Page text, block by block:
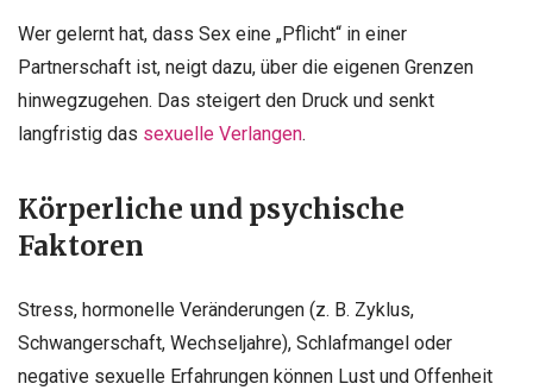
Wer gelernt hat, dass Sex eine „Pflicht“ in einer
Partnerschaft ist, neigt dazu, über die eigenen Grenzen
hinwegzugehen. Das steigert den Druck und senkt
langfristig das sexuelle Verlangen.
Körperliche und psychische
Faktoren
Stress, hormonelle Veränderungen (z. B. Zyklus,
Schwangerschaft, Wechseljahre), Schlafmangel oder
negative sexuelle Erfahrungen können Lust und Offenheit